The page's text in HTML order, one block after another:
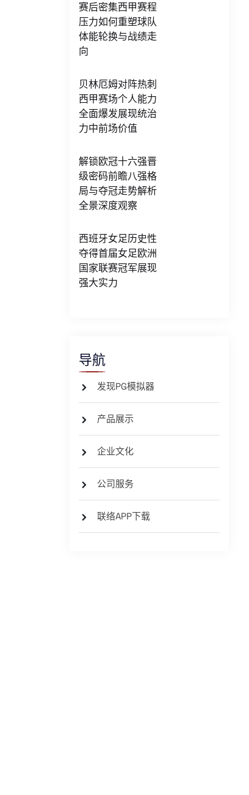
赛后密集西甲赛程
压力如何重塑球队
体能轮换与战绩走
向
贝林厄姆对阵热刺
西甲赛场个人能力
全面爆发展现统治
力中前场价值
解锁欧冠十六强晋
级密码前瞻八强格
局与夺冠走势解析
全景深度观察
西班牙女足历史性
夺得首届女足欧洲
国家联赛冠军展现
强大实力
导航
发现PG模拟器
产品展示
企业文化
公司服务
联络APP下载